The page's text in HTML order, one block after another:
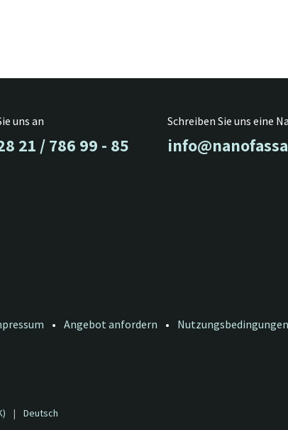
uns an
21 / 786 99 - 85
Schreiben Sie uns eine
• Angebot anfordern • Nutzungsbedingungen
| Deutsch